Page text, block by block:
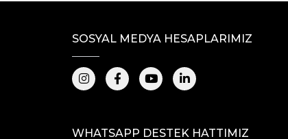
SOSYAL MEDYA HESAPLARIMIZ
WHATSAPP DESTEK HATTIMIZ